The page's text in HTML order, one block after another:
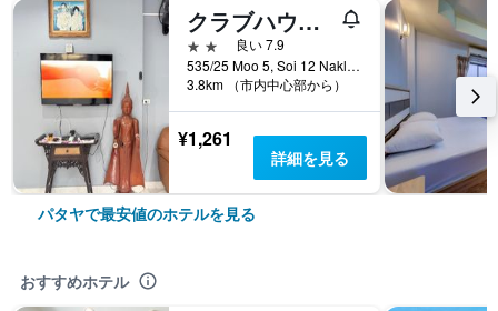
クラブハウス サザン スター リゾート パタヤ
2つ星
良い 7.9
535/25 Moo 5, Soi 12 Naklua Road, Banglamung, パタヤ, タイ
3.8km （市内中心部から）
¥1,261
詳細を見る
パタヤで最安値のホテルを見る
おすすめホテル